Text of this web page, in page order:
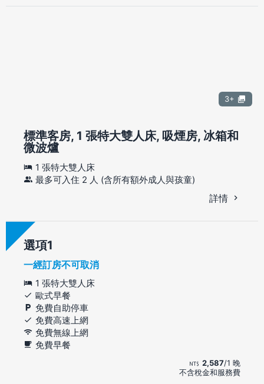
3+
標準客房, 1 張特大雙人床, 吸煙房, 冰箱和
微波爐
1 張特大雙人床
最多可入住 2 人 (含所有額外成人與孩童)
詳情
選項
一經訂房不可取消
1 張特大雙人床
歐式早餐
免費自助停車
免費高速上網
免費無線上網
免費早餐
2,587/1 晚
不含稅金和服務費